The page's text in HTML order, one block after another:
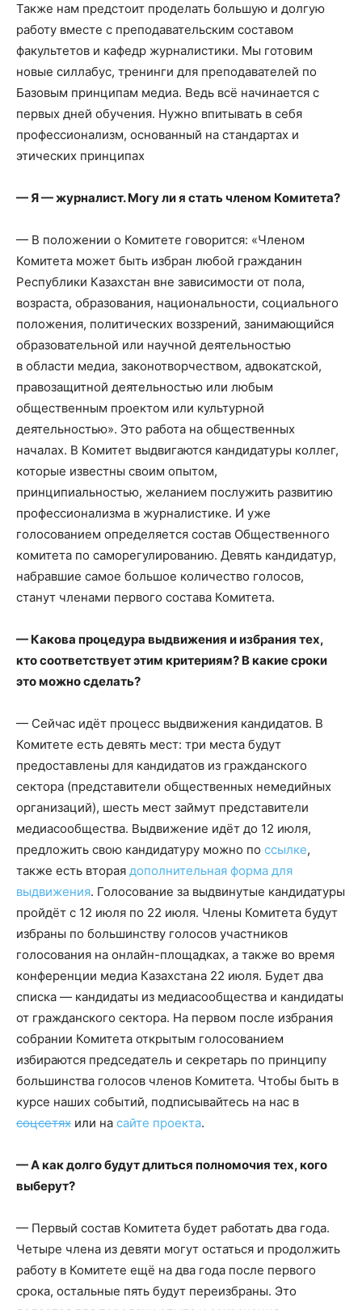
Также нам предстоит проделать большую и долгую
работу вместе с преподавательским составом
факультетов и кафедр журналистики. Мы готовим
новые силлабус, тренинги для преподавателей по
Базовым принципам медиа. Ведь всё начинается с
первых дней обучения. Нужно впитывать в себя
профессионализм, основанный на стандартах и
этических принципах
— Я — журналист. Могу ли я стать членом Комитета?
— В положении о Комитете говорится: «Членом
Комитета может быть избран любой гражданин
Республики Казахстан вне зависимости от пола,
возраста, образования, национальности, социального
положения, политических воззрений, занимающийся
образовательной или научной деятельностью
в области медиа, законотворчеством, адвокатской,
правозащитной деятельностью или любым
общественным проектом или культурной
деятельностью». Это работа на общественных
началах. В Комитет выдвигаются кандидатуры коллег,
которые известны своим опытом,
принципиальностью, желанием послужить развитию
профессионализма в журналистике. И уже
голосованием определяется состав Общественного
комитета по саморегулированию. Девять кандидатур,
набравшие самое большое количество голосов,
станут членами первого состава Комитета.
— Какова процедура выдвижения и избрания тех,
кто соответствует этим критериям? В какие сроки
это можно сделать?
— Сейчас идёт процесс выдвижения кандидатов. В
Комитете есть девять мест: три места будут
предоставлены для кандидатов из гражданского
сектора (представители общественных немедийных
организаций), шесть мест займут представители
медиасообщества. Выдвижение идёт до 12 июля,
предложить свою кандидатуру можно по ссылке,
также есть вторая дополнительная форма для
выдвижения. Голосование за выдвинутые кандидатуры
пройдёт с 12 июля по 22 июля. Члены Комитета будут
избраны по большинству голосов участников
голосования на онлайн-площадках, а также во время
конференции медиа Казахстана 22 июля. Будет два
списка — кандидаты из медиасообщества и кандидаты
от гражданского сектора. На первом после избрания
собрании Комитета открытым голосованием
избираются председатель и секретарь по принципу
большинства голосов членов Комитета. Чтобы быть в
курсе наших событий, подписывайтесь на нас в
соцсетях или на сайте проекта.
— А как долго будут длиться полномочия тех, кого
выберут?
— Первый состав Комитета будет работать два года.
Четыре члена из девяти могут остаться и продолжить
работу в Комитете ещё на два года после первого
срока, остальные пять будут переизбраны. Это